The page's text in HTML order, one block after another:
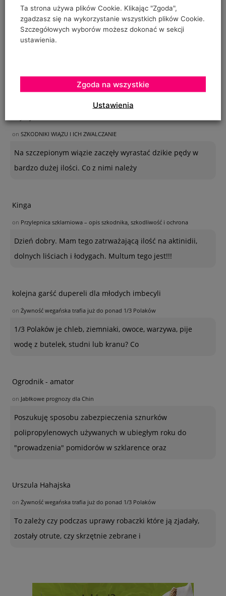
OSTATNIE KOMENTARZE
on SZKODNIKI WIĄZU I ICH ZWALCZANIE
Na szczepionym wiązie zaczęły wyrastać dzikie pędy w
bardzo dużej ilości. Co z nimi należy
Kinga
on Przylepnica szklarniowa – opis szkodnika, szkodliwość i ochrona
Dzień dobry. Mam tego zatrważającą ilość na aktinidii,
dolnych liściach i łodygach. Multum tego jest!!!
kolejna garść dupereli dla młodych imbecyli
on Żywność wegańska trafia już do ponad 1/3 Polaków
1/3 Polaków je chleb, ziemniaki, owoce, warzywa, pije
wodę z butelek, studni lub kranu? Co
Ogrodnik - amator
on Jabłkowe prognozy dla Chin
Poszukuję sposobu zabezpieczenia sznurków
polipropylenowych używanych w ubiegłym roku do
"prowadzenia" pomidorów w szklarence oraz
Urszula Hahajska
on Żywność wegańska trafia już do ponad 1/3 Polaków
To zależy czy podczas uprawy robaczki które ją zjadały,
zostały otrute, czy skrzętnie zebrane i
Ta strona używa plików Cookie. Klikając "Zgoda",
zgadzasz się na wykorzystanie wszystkich plików Cookie.
Szczegółowych wyborów możesz dokonać w sekcji
ustawienia.
Ustawienia
Zgoda na wszystkie